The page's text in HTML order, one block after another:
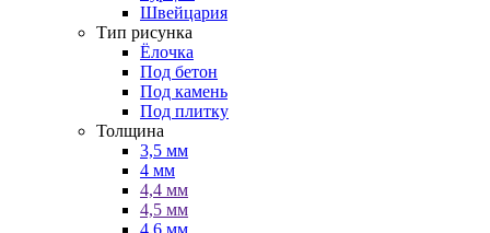
Швейцария
Тип рисунка
Ёлочка
Под бетон
Под камень
Под плитку
Толщина
3,5 мм
4 мм
4,4 мм
4,5 мм
4,6 мм